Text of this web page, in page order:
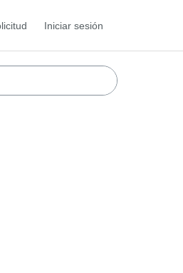
Iniciar sesión